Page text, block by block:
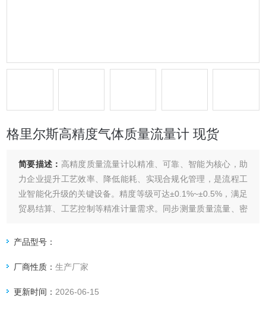
格里尔斯高精度气体质量流量计 现货
简要描述： 高精度质量流量计以精准、可靠、智能为核心，助
力企业提升工艺效率、降低能耗、实现合规化管理，是流程工
业智能化升级的关键设备。精度等级可达±0.1%~±0.5%，满足
贸易结算、工艺控制等精准计量需求。同步测量质量流量、密
高达100:1，适应流量波动大的工况，减少仪表更换频率。
产品型号：
厂商性质：生产厂家
更新时间： 2026-06-15